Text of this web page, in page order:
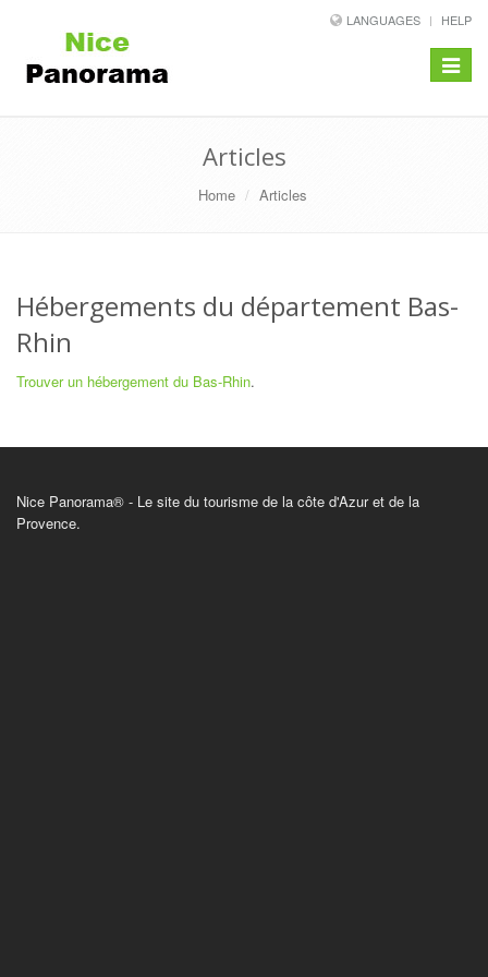
LANGUAGES HELP
Toggle
Articles
Home Articles
Hébergements du département Bas-
Rhin
Trouver un hébergement du Bas-Rhin.
Nice Panorama® - Le site du tourisme de la côte d'Azur et de la
Provence.